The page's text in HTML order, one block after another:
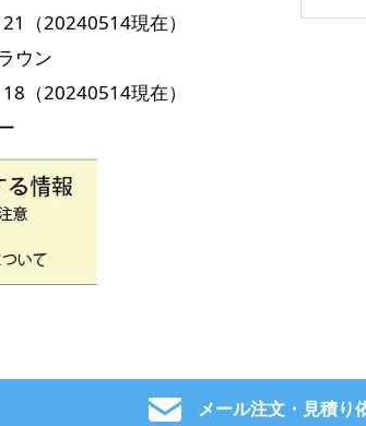
（20240514現在）
ウン
（20240514現在）
メール注文・見積り